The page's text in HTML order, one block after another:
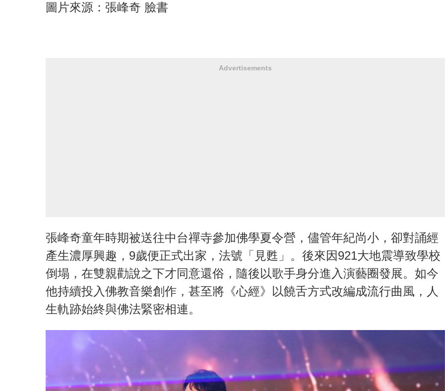
圖片來源：張峰奇 臉書
Advertisements
張峰奇童年時期被送往中台禪寺參加佛學夏令營，儘管年紀尚小，卻對誦經
產生濃厚興趣，9歲便正式出家，法號「見甦」。後來因921大地震導致學校
倒塌，在雙親勸說之下才同意還俗，隨後以歌手身分進入演藝圈發展。如今
他持續投入佛教音樂創作，甚至將《心經》以饒舌方式改編成流行曲風，人
生軌跡始終與佛法緊密相連。